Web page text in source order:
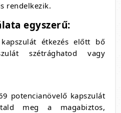
rendelkezik.
egyszerű:
étkezés előtt bő
szétrághatod vagy
potencianövelő kapszulát
meg a magabiztos,